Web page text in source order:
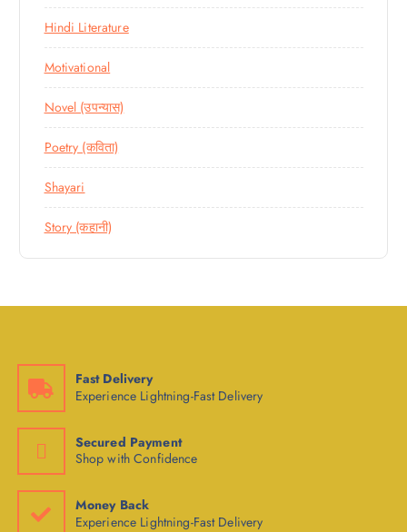
Hindi Literature
Motivational
Novel (उपन्यास)
Poetry (कविता)
Shayari
Story (कहानी)
Fast Delivery
Experience Lightning-Fast Delivery
Secured Payment
Shop with Confidence
Money Back
Experience Lightning-Fast Delivery